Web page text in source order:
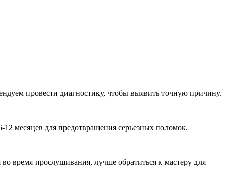
провести диагностику, чтобы выявить точную причину.
месяцев для предотвращения серьезных поломок.
время прослушивания, лучше обратиться к мастеру для